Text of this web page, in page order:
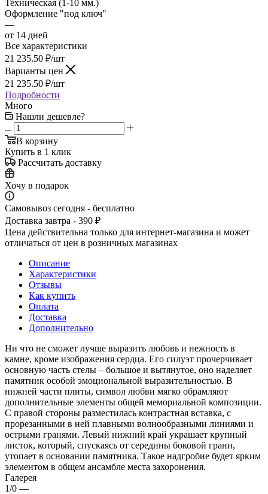
Техническая (1-10 мм.)
Оформление "под ключ"
—
от 14 дней
Все характеристики
21 235.50 ₽/шт
Варианты цен
21 235.50 ₽/шт
Подробности
Много
Нашли дешевле?
В корзину
Купить в 1 клик
Рассчитать доставку
Хочу в подарок
Самовывоз сегодня - бесплатно
Доставка завтра - 390 ₽
Цена действительна только для интернет-магазина и может
отличаться от цен в розничных магазинах
Описание
Характеристики
Отзывы
Как купить
Оплата
Доставка
Дополнительно
Ни что не сможет лучше выразить любовь и нежность в
камне, кроме изображения сердца. Его силуэт прочерчивает
основную часть стелы – большое и вытянутое, оно наделяет
памятник особой эмоциональной выразительностью. В
нижней части плиты, символ любви мягко обрамляют
дополнительные элементы общей мемориальной композиции.
С правой стороны разместилась контрастная вставка, с
прорезанными в ней плавными волнообразными линиями и
острыми гранями. Левый нижний край украшает крупный
листок, который, спускаясь от середины боковой грани,
утопает в основании памятника. Такое надгробие будет ярким
элементом в общем ансамбле места захоронения.
Галерея
1/0 —